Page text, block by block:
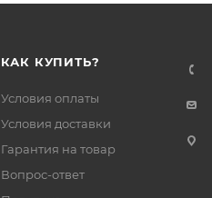
КАК КУПИТЬ?
Условия оплаты
Условия доставки
Гарантия на товар
Вопрос-ответ